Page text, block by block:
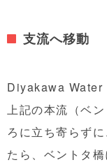
支流へ移動
Diyakawa Water
上記の本流（ベ
ろに立ち寄らず
たら、ベントタ